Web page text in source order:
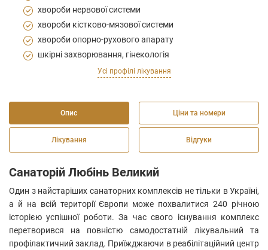
Опис Ціни та номери
Лікування Відгуки
Санаторій Любінь Великий
Один з найстаріших санаторних комплексів не тільки в Україні,
а й на всій території Європи може похвалитися 240 річною
історією успішної роботи. За час свого існування комплекс
перетворився на повністю самодостатній лікувальний та
профілактичний заклад. Приїжджаючи в реабілітаційний центр
хвороби нервової системи
хвороби кістково-мязової системи
хвороби опорно-рухового апарату
шкірні захворювання, гінекологія
Усі профілі лікування